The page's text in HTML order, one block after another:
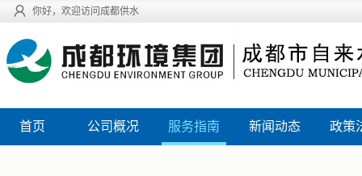
你好，欢迎访问成都供水
首页 公司概况 服务指南 新闻动态 政策